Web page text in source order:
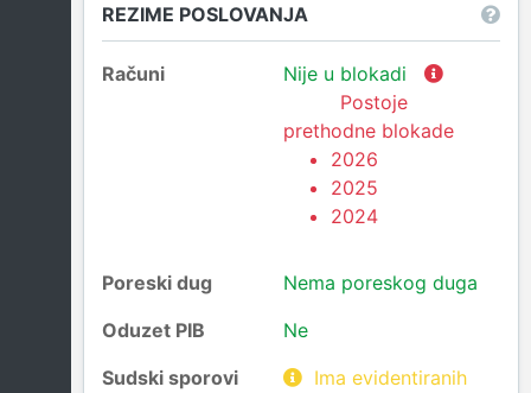
REZIME POSLOVANJA
Računi
Nije u blokadi
Postoje
prethodne blokade
2026
2025
2024
Poreski dug
Nema poreskog duga
Oduzet PIB
Ne
Sudski sporovi
Ima evidentiranih